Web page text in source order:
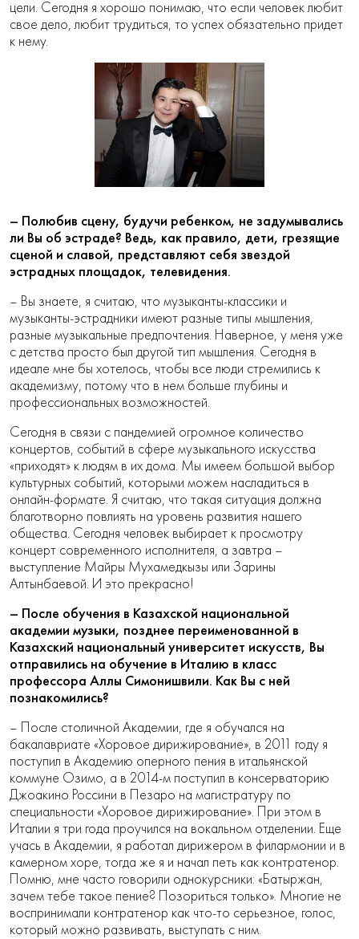
цели. Сегодня я хорошо понимаю, что если человек любит
свое дело, любит трудиться, то успех обязательно придет
к нему.
– Полюбив сцену, будучи ребенком, не задумывались
ли Вы об эстраде? Ведь, как правило, дети, грезящие
сценой и славой, представляют себя звездой
эстрадных площадок, телевидения.
– Вы знаете, я считаю, что музыканты-классики и
музыканты-эстрадники имеют разные типы мышления,
разные музыкальные предпочтения. Наверное, у меня уже
с детства просто был другой тип мышления. Сегодня в
идеале мне бы хотелось, чтобы все люди стремились к
академизму, потому что в нем больше глубины и
профессиональных возможностей.
Сегодня в связи с пандемией огромное количество
концертов, событий в сфере музыкального искусства
«приходят» к людям в их дома. Мы имеем большой выбор
культурных событий, которыми можем насладиться в
онлайн-формате. Я считаю, что такая ситуация должна
благотворно повлиять на уровень развития нашего
общества. Сегодня человек выбирает к просмотру
концерт современного исполнителя, а завтра –
выступление Майры Мухамедкызы или Зарины
Алтынбаевой. И это прекрасно!
– После обучения в Казахской национальной
академии музыки, позднее переименованной в
Казахский национальный университет искусств, Вы
отправились на обучение в Италию в класс
профессора Аллы Симонишвили. Как Вы с ней
познакомились?
– После столичной Академии, где я обучался на
бакалавриате «Хоровое дирижирование», в 2011 году я
поступил в Академию оперного пения в итальянской
коммуне Озимо, а в 2014-м поступил в консерваторию
Джоакино Россини в Пезаро на магистратуру по
специальности «Хоровое дирижирование». При этом в
Италии я три года проучился на вокальном отделении. Еще
учась в Академии, я работал дирижером в филармонии и в
камерном хоре, тогда же я и начал петь как контратенор.
Помню, мне часто говорили однокурсники: «Батыржан,
зачем тебе такое пение? Позориться только». Многие не
воспринимали контратенор как что-то серьезное, голос,
который можно развивать, выступать с ним.